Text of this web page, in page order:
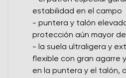
estabilidad en el campo
- puntera y talón
protección aún mayor
- la suela ultraligera y
flexible con gran agarre
en la puntera y el talón,